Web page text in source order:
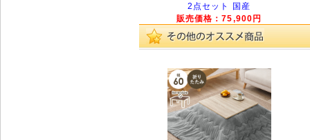
2点セット 国産
販売価格：75,900円